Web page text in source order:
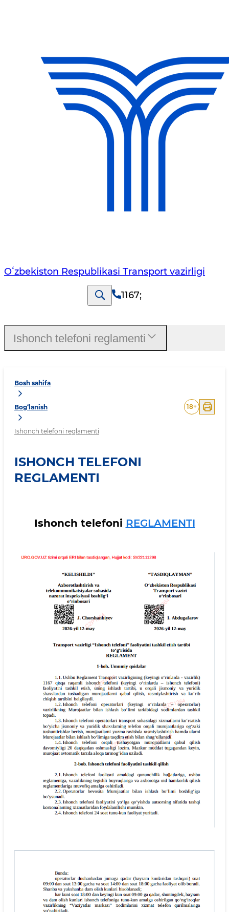
Oʻzbekiston Respublikasi Transport vazirligi
1167;
Bosh sahifa
Bog‘lanish
Ishonch telefoni reglamenti
18+
ISHONCH TELEFONI
REGLAMENTI
Ishonch telefoni REGLAMENTI
Ishonch telefoni reglamenti